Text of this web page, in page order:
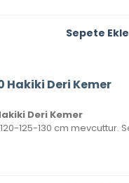
Sepete Ekle
Hakiki Deri Kemer
Deri Kemer